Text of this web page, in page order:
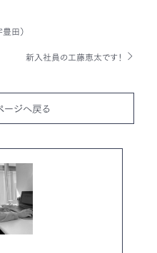
ai
田）
新入社員の工藤恵太です！
ージへ戻る